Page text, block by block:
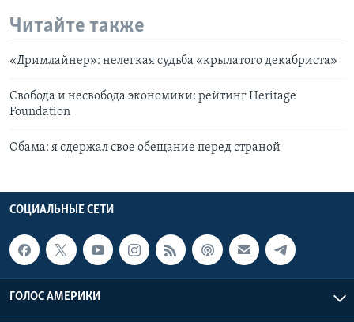
Читайте также
«Дримлайнер»: нелегкая судьба «крылатого декабриста»
Свобода и несвобода экономики: рейтинг Heritage
Foundation
Обама: я сдержал свое обещание перед страной
СОЦИАЛЬНЫЕ СЕТИ
ГОЛОС АМЕРИКИ